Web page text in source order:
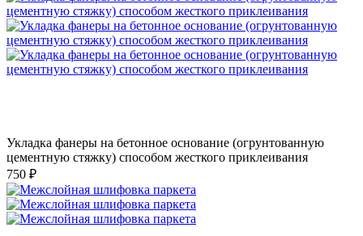
Укладка фанеры на бетонное основание (огрунтованную
цементную стяжку) способом жесткого приклеивания
750 ₽